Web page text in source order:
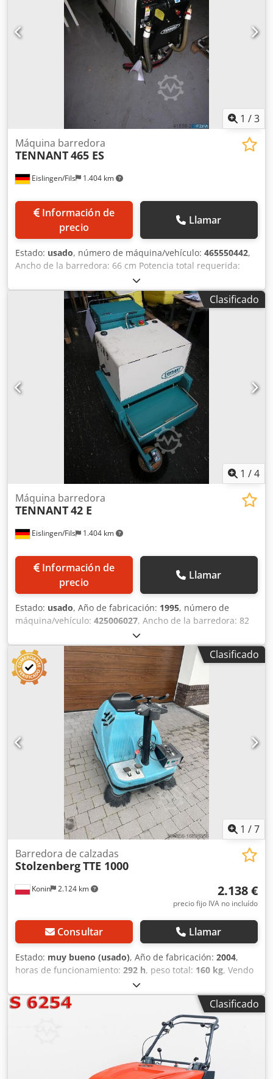
1 /3
Eislingen/Fils 1.404 km
Máquina barredora
TENNANT465 ES
Información de
precio
Llamar
Estado: usado, número de máquina/vehículo: 465550442,
Ancho de la barredora: 66 cm Potencia total requerida:
1,49 kW Peso aproximado de la máquina: 600 kg Dsdpfx
Aecxxv Djqleck Espacio requerido: aproximadamente 0,72 x
1,55 x 1,15 m con cargador.
Clasificado
1 /4
Eislingen/Fils 1.404 km
Máquina barredora
TENNANT42 E
Información de
precio
Llamar
Estado: usado, Año de fabricación: 1995, número de
máquina/vehículo: 425006027, Ancho de la barredora: 82
cm Consumo total de energía: 0,96 kW Peso aproximado de
la máquina: 0,33 t Djdpfx Ajcxxtceqljck Espacio requerido
aproximadamente: 0,82 x 1,40 x 1,0 m incluye cargador.
Clasificado
1 /7
Konin 2.124 km
Barredora de calzadas
StolzenbergTTE 1000
2.138 €
precio fijo IVA no incluído
Consultar Llamar
Estado: muy bueno (usado), Año de fabricación: 2004,
horas de funcionamiento: 292 h, peso total: 160 kg, Vendo
una barredora Stolzenberg TTE 1000. Stolzenberg TT E
1000 es una barredora autopropulsada con accionamiento
eléctrico (baterías) diseñada para el barrido diario de
grandes superficies interiores (hasta 8.000m²) como
aparcamientos, pequeñas naves de producción y salas de
exposición, etc. El sistema de aspiración utilizado permite
eliminar el polvo y la suciedad fina incluso de superficies
textiles (moquetas, alfombras). La barredora funciona con
Clasificado